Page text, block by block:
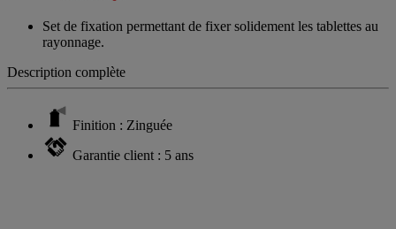
Set de fixation permettant de fixer solidement les tablettes au
rayonnage.
Description complète
Finition : Zinguée
Garantie client : 5 ans